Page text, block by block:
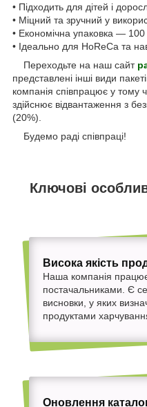
• Підходить для дітей і
• Міцний та зручний у
• Економічна упаковка —
• Ідеально для HoReCa та
Переходьте на наш сайт
представлені інші види
компанія співпрацює у тому
здійснює відвантаження з
(20%).
Будемо раді співпраці!
Ключові
Висока якість
Наша компанія
постачальниками. Є
висновки, у яких
продуктами
Оновлення